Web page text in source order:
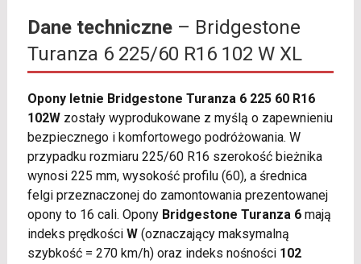
Dane techniczne– Bridgestone
Turanza 6 225/60 R16 102 W XL
Opony letnie Bridgestone Turanza 6 225 60 R16
102Wzostały wyprodukowane z myślą o zapewnieniu
bezpiecznego i komfortowego podróżowania. W
przypadku rozmiaru 225/60 R16 szerokość bieżnika
wynosi 225 mm, wysokość profilu (60), a średnica
felgi przeznaczonej do zamontowania prezentowanej
opony to 16 cali. Opony Bridgestone Turanza 6mają
indeks prędkości W(oznaczający maksymalną
szybkość = 270 km/h) oraz indeks nośności 102